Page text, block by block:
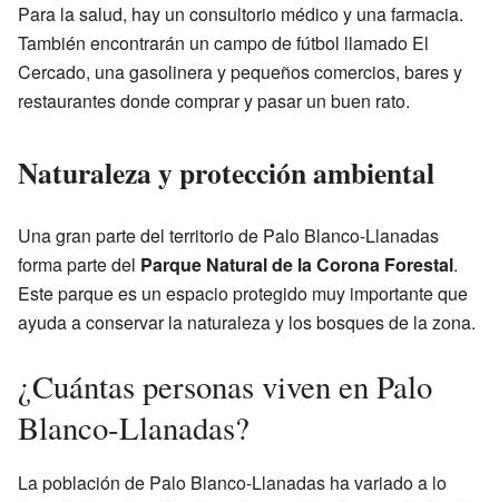
Para la salud, hay un consultorio médico y una farmacia.
También encontrarán un campo de fútbol llamado El
Cercado, una gasolinera y pequeños comercios, bares y
restaurantes donde comprar y pasar un buen rato.
Naturaleza y protección ambiental
Una gran parte del territorio de Palo Blanco-Llanadas
forma parte del Parque Natural de la Corona Forestal.
Este parque es un espacio protegido muy importante que
ayuda a conservar la naturaleza y los bosques de la zona.
¿Cuántas personas viven en Palo
Blanco-Llanadas?
La población de Palo Blanco-Llanadas ha variado a lo